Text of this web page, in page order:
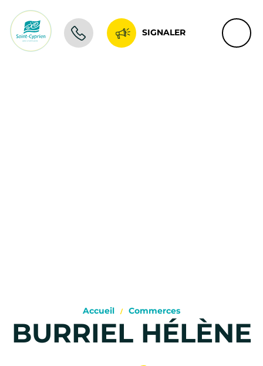
SIGNALER
Accueil Commerces
BURRIEL HÉLÈNE